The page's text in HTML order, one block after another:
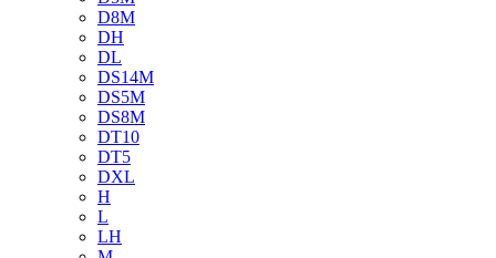
D8M
DH
DL
DS14M
DS5M
DS8M
DT10
DT5
DXL
H
L
LH